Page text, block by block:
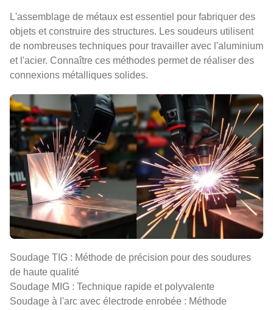
L'assemblage de métaux est essentiel pour fabriquer des
objets et construire des structures. Les soudeurs utilisent
de nombreuses techniques pour travailler avec l'aluminium
et l'acier. Connaître ces méthodes permet de réaliser des
connexions métalliques solides.
Soudage TIG : Méthode de précision pour des soudures
de haute qualité
Soudage MIG : Technique rapide et polyvalente
Soudage à l'arc avec électrode enrobée : Méthode